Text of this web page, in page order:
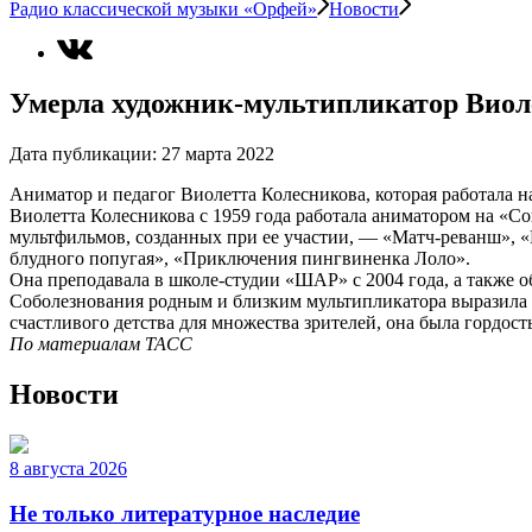
Радио классической музыки «Орфей» Новости
Умерла художник-мультипликатор
Дата публикации: 27 марта 2022
Аниматор и педагог Виолетта Колесникова, которая
Виолетта Колесникова с 1959 года работала аниматором на
мультфильмов, созданных при ее участии, — «Матч-
блудного попугая», «Приключения пингвиненка Лоло».
Она преподавала в школе-студии «ШАР» с 2004 года, а также
Соболезнования родным и близким мультипликатора
счастливого детства для множества зрителей, она была
По материалам ТАСС
Новости
8 августа 2026
Не только литературное наследие